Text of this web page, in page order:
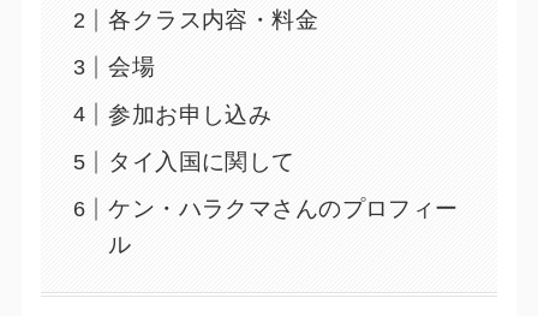
各クラス内容・料金
会場
参加お申し込み
タイ入国に関して
ケン・ハラクマさんのプロフィー
ル